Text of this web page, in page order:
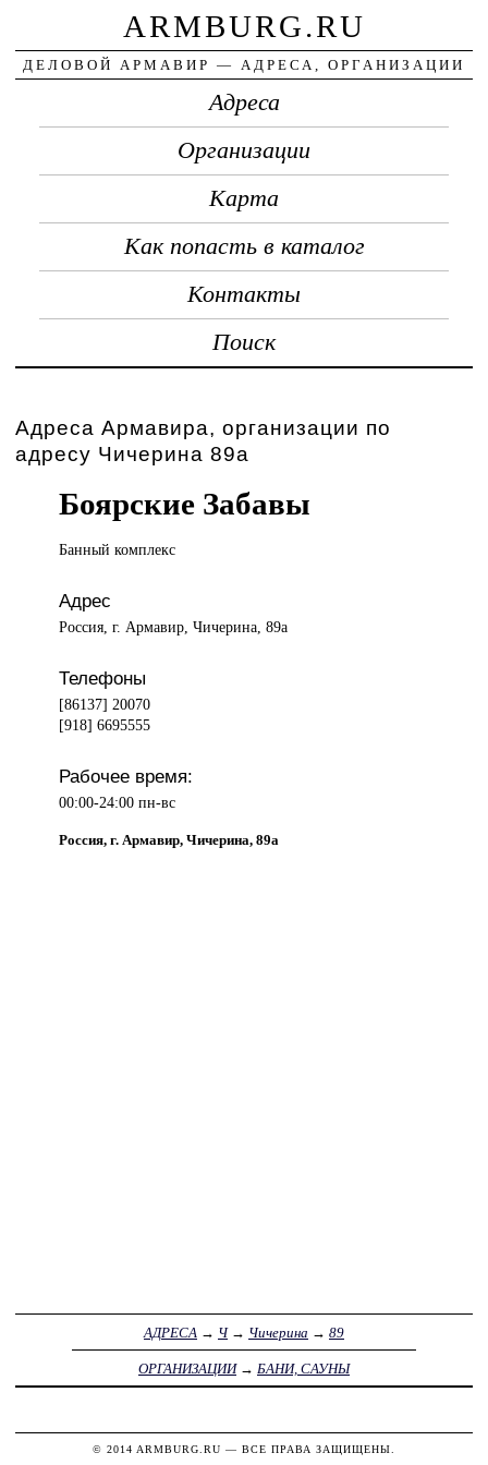
ARMBURG.RU
ДЕЛОВОЙ АРМАВИР — АДРЕСА, ОРГАНИЗАЦИИ
Адреса
Организации
Карта
Как попасть в каталог
Контакты
Поиск
Адреса Армавира, организации по
адресу Чичерина 89а
Боярские Забавы
Банный комплекс
Адрес
Россия, г. Армавир, Чичерина, 89а
Телефоны
[86137] 20070
[918] 6695555
Рабочее время:
00:00-24:00 пн-вс
Россия, г. Армавир, Чичерина, 89а
АДРЕСА → Ч→ Чичерина → 89
ОРГАНИЗАЦИИ→ БАНИ, САУНЫ
© 2014 ARMBURG.RU — ВСЕ ПРАВА ЗАЩИЩЕНЫ.